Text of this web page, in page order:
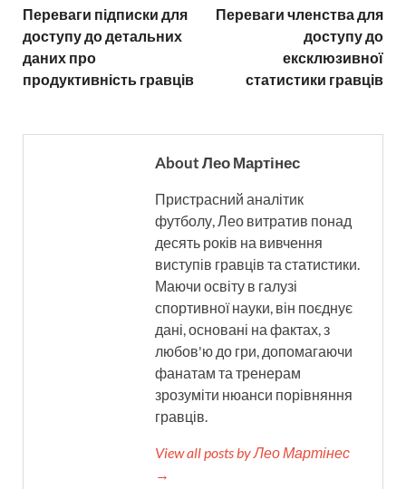
Переваги підписки для
доступу до детальних
даних про
продуктивність гравців
Переваги членства для
доступу до
ексклюзивної
статистики гравців
About Лео Мартінес
Пристрасний аналітик
футболу, Лео витратив понад
десять років на вивчення
виступів гравців та статистики.
Маючи освіту в галузі
спортивної науки, він поєднує
дані, основані на фактах, з
любов'ю до гри, допомагаючи
фанатам та тренерам
зрозуміти нюанси порівняння
гравців.
View all posts by Лео Мартінес
→